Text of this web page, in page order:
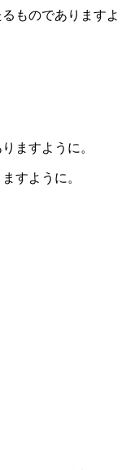
ものでありますよ
ますように。
すように。